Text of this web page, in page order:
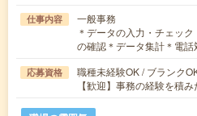
仕事内容
一般事務
＊データの入力・チェッ
の確認＊データ集計＊電
応募資格
職種未経験OK / ブランク
【歓迎】事務の経験を積